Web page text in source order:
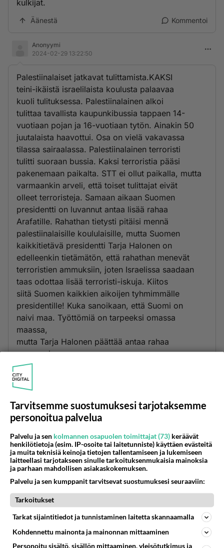
kulkijat.
Äänestä Kommentoi
Anonyymi
2024-02-29 13:22:50
Palestiinalaiset jatkavat tulittamista.KAKSI
teini-ikäistä israelilaista koulusta palaavaa
kuoli tulituksessa. Palestiinalainen alkoi
tulittaa tavallista kaupunkibussia tappaen 14-
vuotiaan pojan ja 16-vuotiaan tytön. Ainakin 50
juutalaista haavottui. Osa on vielä vakavassa
tilassa sairaalassa. Palestiinalainen terroristi
tulitti suoraan bussia. Kaksi terroristia pääsi
pakenemaan paikalta. STT ei ollut paikalla, mutta
varmaankin arveli, että toiset tulittajat eivät
olleet terroristeja. Samaan aikaan Suomen
presidentti on luvannut antaa lisää rahaa
Arafatille. Rahathan tietysti pitäisi mennä
palestiinalaisille koululaisille, mutta Suomen
kaikkitietävä presidentti Tarja Halonen on
edelleenkin tietämätön, että rahathan menevät
terroristien ammuksiin, joten Israelissa saadaan
taas odottaa lisää terroristi-iskuja. Kiitos
siitä Suomen kaikkien aikoijen tyhmimmälle
presidentille! Kuka sanoikaan, että Suomi on
naivi maa. Työttömiä on tarpeeksi omassa
maassa,
mutta Tarja Halonen päättää antaa rahaa
ennemmin
terroristeille kuin suomalaisille. Kuka ihmeessä
on mennyt valitsemaan noin tyhmän presidentin?
Anonyymi
Paavoko taas?
Töhrittiin yöllä israelin suurlähetystöä.
Äänestä Kommentoi
Kommentoi aloitusta...
Tarvitsemme suostumuksesi tarjotaksemme
personoitua palvelua
Palvelu ja sen kolmannen osapuolen toimittajat (73) keräävät
henkilötietoja (esim. IP-osoite tai laitetunniste) käyttäen evästeitä
ja muita teknisiä keinoja tietojen tallentamiseen ja lukemiseen
laitteellasi tarjotakseen sinulle tarkoituksenmukaisia mainoksia
ja parhaan mahdollisen asiakaskokemuksen.
Palvelu ja sen kumppanit tarvitsevat suostumuksesi seuraaviin:
Tarkoitukset
Tarkat sijaintitiedot ja tunnistaminen laitetta skannaamalla
Kohdennettu mainonta ja mainonnan mittaaminen
Personoitu sisältö, sisällön mittaaminen, yleisötutkimus ja